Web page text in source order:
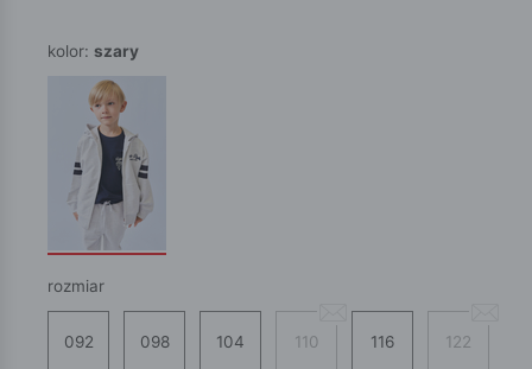
kolor: szary
rozmiar
092 098 104 110 116 122